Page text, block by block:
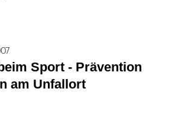
Sport - Prävention
am Unfallort